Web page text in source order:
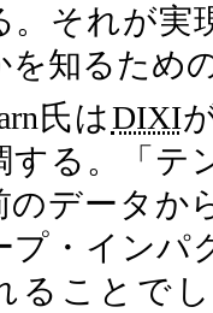
。それが実
を知るため
氏はDIXI
する。「テ
のデータか
プ・インパ
ることで